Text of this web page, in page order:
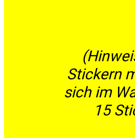
Stickern
sich im
15